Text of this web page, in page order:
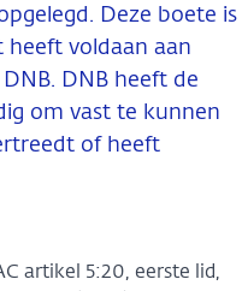
Deze boete is
heeft voldaan aan
DNB heeft de
om vast te kunnen
of heeft
artikel 5:20, eerste lid,